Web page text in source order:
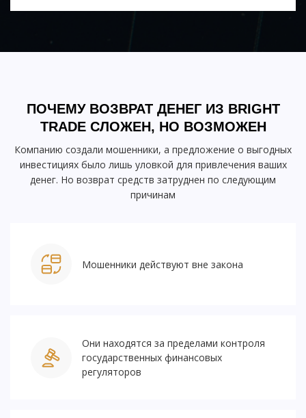
ПОЧЕМУ ВОЗВРАТ ДЕНЕГ ИЗ BRIGHT
TRADE СЛОЖЕН, НО ВОЗМОЖЕН
Компанию создали мошенники, а предложение о выгодных
инвестициях было лишь уловкой для привлечения ваших
денег. Но возврат средств затруднен по следующим
причинам
Мошенники действуют вне закона
Они находятся за пределами контроля
государственных финансовых
регуляторов